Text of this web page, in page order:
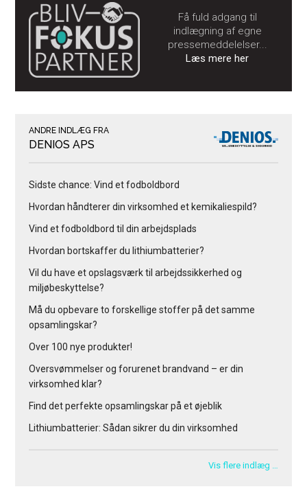
Få fuld adgang til
indlægning af egne
pressemeddelelser...
Læs mere her
ANDRE INDLÆG FRA
DENIOS APS
Sidste chance: Vind et fodboldbord
Hvordan håndterer din virksomhed et kemikaliespild?
Vind et fodboldbord til din arbejdsplads
Hvordan bortskaffer du lithiumbatterier?
Vil du have et opslagsværk til arbejdssikkerhed og
miljøbeskyttelse?
Må du opbevare to forskellige stoffer på det samme
opsamlingskar?
Over 100 nye produkter!
Oversvømmelser og forurenet brandvand – er din
virksomhed klar?
Find det perfekte opsamlingskar på et øjeblik
Lithiumbatterier: Sådan sikrer du din virksomhed
Vis flere indlæg …